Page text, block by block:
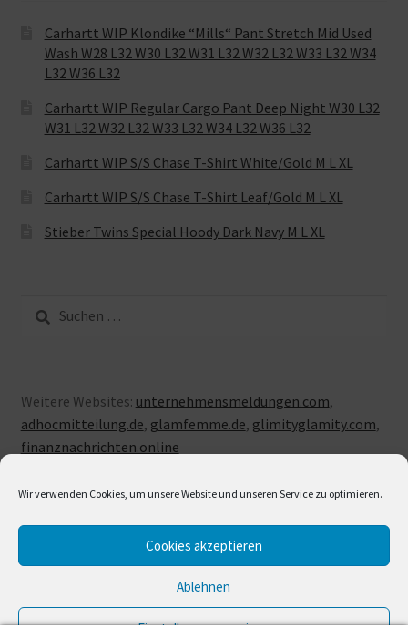
Wir verwenden Cookies, um unsere Website und unseren Service zu optimieren.
Cookies akzeptieren
Ablehnen
Carhartt WIP Klondike “Mills“ Pant Stretch Mid Used
Wash W28 L32 W30 L32 W31 L32 W32 L32 W33 L32 W34
L32 W36 L32
Carhartt WIP Regular Cargo Pant Deep Night W30 L32
W31 L32 W32 L32 W33 L32 W34 L32 W36 L32
Carhartt WIP S/S Chase T-Shirt White/Gold M L XL
Carhartt WIP S/S Chase T-Shirt Leaf/Gold M L XL
Stieber Twins Special Hoody Dark Navy M L XL
Suche
nach:
Weitere Websites: unternehmensmeldungen.com,
adhocmitteilung.de, glamfemme.de, glimityglamity.com,
finanznachrichten.online
© LUXUSLOVE 2026
Erstellt mit Storefront & WooCommerce